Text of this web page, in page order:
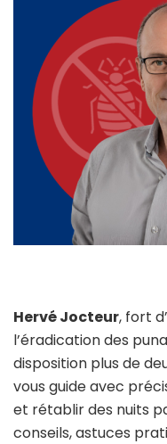
Hervé Jocteur, fort
l’éradication des
disposition plus de
vous guide avec
et rétablir des nuits
conseils, astuces